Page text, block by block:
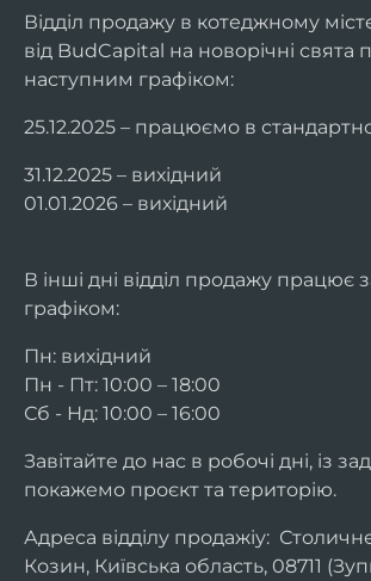
Відділ продажу в котеджному
від BudCapital на новорічні свята
наступним графіком:
25.12.2025 – працюємо в
31.12.2025 – вихідний
01.01.2026 – вихідний
В інші дні відділ продажу працює
графіком:
Пн: вихідний
Пн - Пт: 10:00 – 18:00
Сб - Нд: 10:00 – 16:00
Завітайте до нас в робочі дні, із
покажемо проєкт та територію.
Адреса відділу продажіу:
Козин, Київська область, 08711